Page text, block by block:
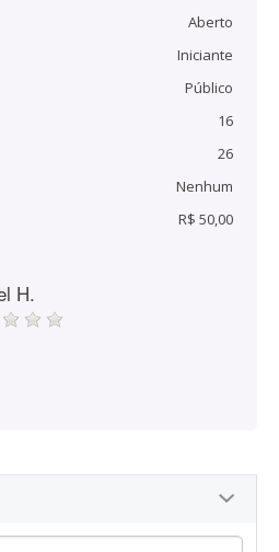
Aberto
Iniciante
Público
16
26
Nenhum
R$ 50,00
H.